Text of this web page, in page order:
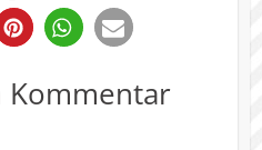
0
Kommentar